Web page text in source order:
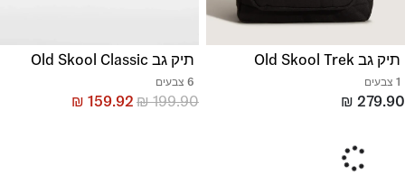
תיק גב Old Skool Trek
1 צבעים
₪ 279.90
תיק גב Old Skool Classic
6 צבעים
₪199.90
₪ 159.92